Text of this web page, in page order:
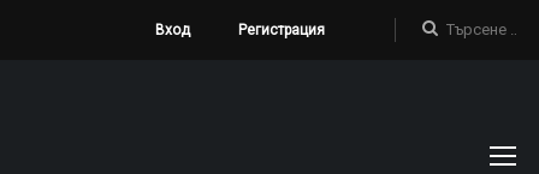
Вход Регистрация